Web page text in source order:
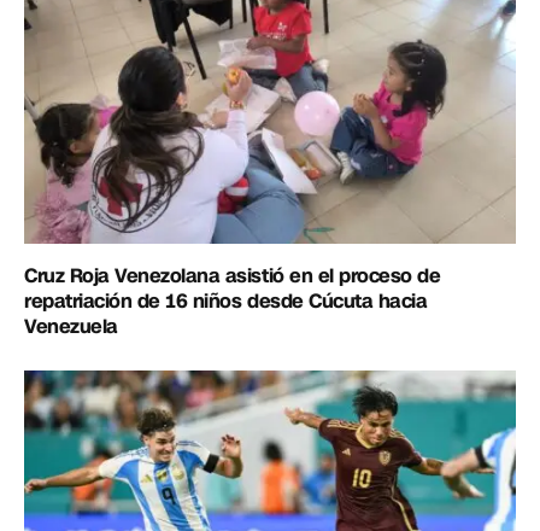
Cruz Roja Venezolana asistió en el proceso de
repatriación de 16 niños desde Cúcuta hacia
Venezuela